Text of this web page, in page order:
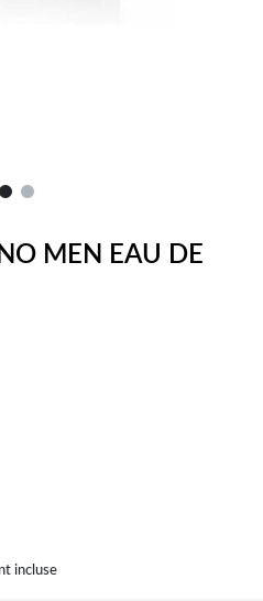
MEN EAU DE
incluse